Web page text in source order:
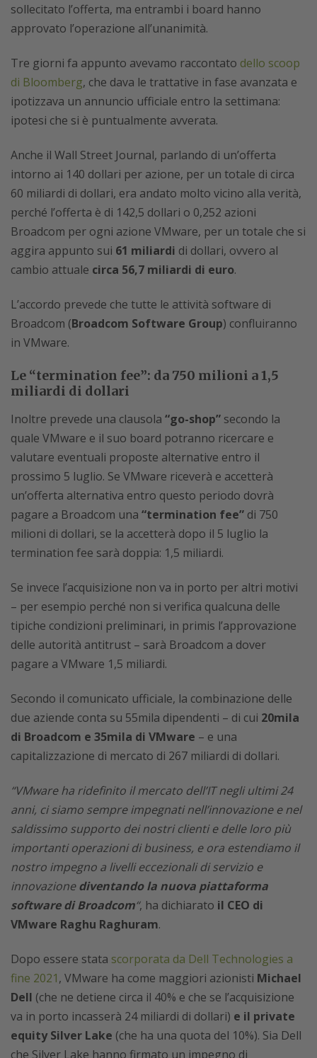
sollecitato l’offerta, ma entrambi i board hanno
approvato l’operazione all’unanimità.
Tre giorni fa appunto avevamo raccontato dello scoop
di Bloomberg, che dava le trattative in fase avanzata e
ipotizzava un annuncio ufficiale entro la settimana:
ipotesi che si è puntualmente avverata.
Anche il Wall Street Journal, parlando di un’offerta
intorno ai 140 dollari per azione, per un totale di circa
60 miliardi di dollari, era andato molto vicino alla verità,
perché l’offerta è di 142,5 dollari o 0,252 azioni
Broadcom per ogni azione VMware, per un totale che si
aggira appunto sui 61 miliardi di dollari, ovvero al
cambio attuale circa 56,7 miliardi di euro.
L’accordo prevede che tutte le attività software di
Broadcom (Broadcom Software Group) confluiranno
in VMware.
Le “termination fee”: da 750 milioni a 1,5
miliardi di dollari
Inoltre prevede una clausola “go-shop” secondo la
quale VMware e il suo board potranno ricercare e
valutare eventuali proposte alternative entro il
prossimo 5 luglio. Se VMware riceverà e accetterà
un’offerta alternativa entro questo periodo dovrà
pagare a Broadcom una “termination fee” di 750
milioni di dollari, se la accetterà dopo il 5 luglio la
termination fee sarà doppia: 1,5 miliardi.
Se invece l’acquisizione non va in porto per altri motivi
– per esempio perché non si verifica qualcuna delle
tipiche condizioni preliminari, in primis l’approvazione
delle autorità antitrust – sarà Broadcom a dover
pagare a VMware 1,5 miliardi.
Secondo il comunicato ufficiale, la combinazione delle
due aziende conta su 55mila dipendenti – di cui 20mila
di Broadcom e 35mila di VMware – e una
capitalizzazione di mercato di 267 miliardi di dollari.
“VMware ha ridefinito il mercato dell’IT negli ultimi 24
anni, ci siamo sempre impegnati nell’innovazione e nel
saldissimo supporto dei nostri clienti e delle loro più
importanti operazioni di business, e ora estendiamo il
nostro impegno a livelli eccezionali di servizio e
innovazionediventando la nuova piattaforma
software di Broadcom“, ha dichiarato il CEO di
VMware Raghu Raghuram.
Dopo essere stata scorporata da Dell Technologies a
fine 2021, VMware ha come maggiori azionisti Michael
Dell (che ne detiene circa il 40% e che se l’acquisizione
va in porto incasserà 24 miliardi di dollari) e il private
equity Silver Lake (che ha una quota del 10%). Sia Dell
che Silver Lake hanno firmato un impegno di